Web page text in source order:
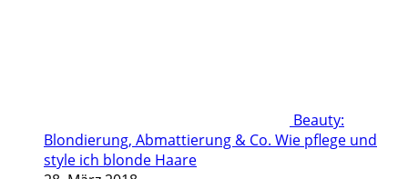
Beauty:
Blondierung, Abmattierung & Co. Wie pflege und
style ich blonde Haare